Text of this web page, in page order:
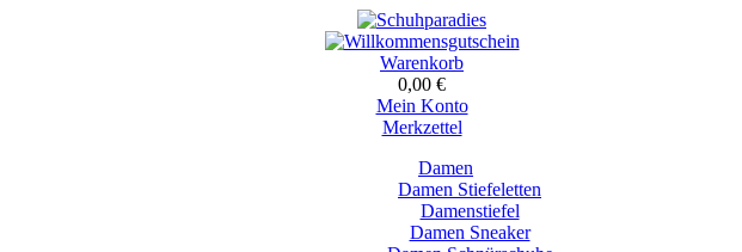
Warenkorb
0,00 €
Mein Konto
Merkzettel
Damen
Damen Stiefeletten
Damenstiefel
Damen Sneaker